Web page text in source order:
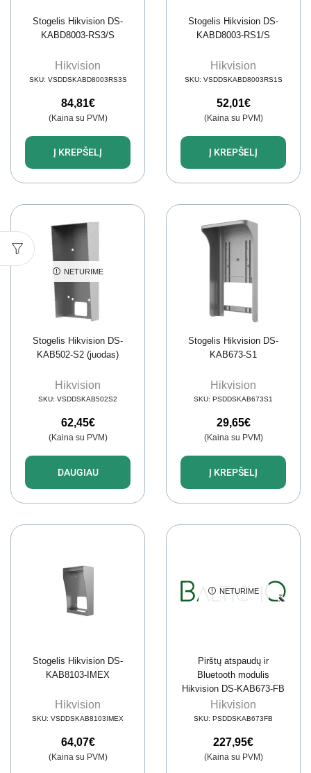
Stogelis Hikvision DS-
KABD8003-RS3/S
Hikvision
SKU: VSDDSKABD8003RS3S
84,81€
(Kaina su PVM)
Į KREPŠELĮ
Stogelis Hikvision DS-
KABD8003-RS1/S
Hikvision
SKU: VSDDSKABD8003RS1S
52,01€
(Kaina su PVM)
Į KREPŠELĮ
NETURIME
Stogelis Hikvision DS-
KAB502-S2 (juodas)
Hikvision
SKU: VSDDSKAB502S2
62,45€
(Kaina su PVM)
DAUGIAU
Stogelis Hikvision DS-
KAB673-S1
Hikvision
SKU: PSDDSKAB673S1
29,65€
(Kaina su PVM)
Į KREPŠELĮ
Stogelis Hikvision DS-
KAB8103-IMEX
Hikvision
SKU: VSDDSKAB8103IMEX
64,07€
(Kaina su PVM)
NETURIME
Pirštų atspaudų ir
Bluetooth modulis
Hikvision DS-KAB673-FB
Hikvision
SKU: PSDDSKAB673FB
227,95€
(Kaina su PVM)